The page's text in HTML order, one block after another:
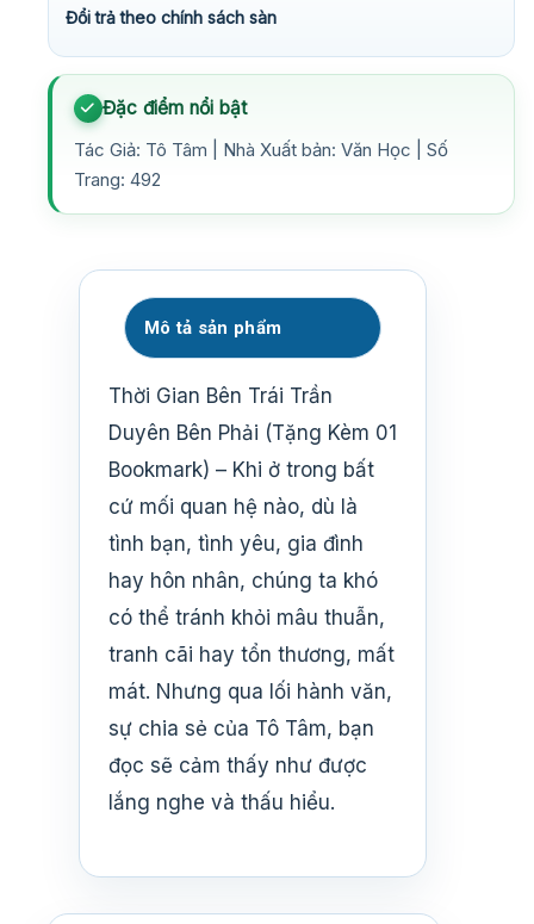
Đổi trả theo chính sách sàn
Đặc điểm nổi bật
Tác Giả: Tô Tâm | Nhà Xuất bản: Văn Học | Số
Trang: 492
Mô tả sản phẩm
Thời Gian Bên Trái Trần
Duyên Bên Phải (Tặng Kèm 01
Bookmark) – Khi ở trong bất
cứ mối quan hệ nào, dù là
tình bạn, tình yêu, gia đình
hay hôn nhân, chúng ta khó
có thể tránh khỏi mâu thuẫn,
tranh cãi hay tổn thương, mất
mát. Nhưng qua lối hành văn,
sự chia sẻ của Tô Tâm, bạn
đọc sẽ cảm thấy như được
lắng nghe và thấu hiểu.